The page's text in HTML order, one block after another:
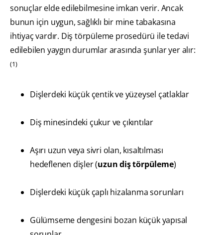
sonuçlar elde edilebilmesine imkan verir. Ancak
bunun için uygun, sağlıklı bir mine tabakasına
ihtiyaç vardır. Diş törpüleme prosedürü ile tedavi
edilebilen yaygın durumlar arasında şunlar yer alır:
(1)
Dişlerdeki küçük çentik ve yüzeysel çatlaklar
Diş minesindeki çukur ve çıkıntılar
Aşırı uzun veya sivri olan, kısaltılması
hedeflenen dişler (uzun diş törpüleme)
Dişlerdeki küçük çaplı hizalanma sorunları
Gülümseme dengesini bozan küçük yapısal